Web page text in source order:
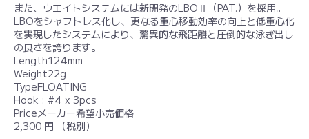
また、ウエイトシステムには新開発のLBOⅡ（PAT.）を採用。
LBOをシャフトレス化し、更なる重心移動効率の向上と低重心化
を実現したシステムにより、驚異的な飛距離と圧倒的な泳ぎ出し
の良さを誇ります。
Length124mm
Weight22g
TypeFLOATING
Hook : #4 x 3pcs
Priceメーカー希望小売価格
2,300 円 （税別）